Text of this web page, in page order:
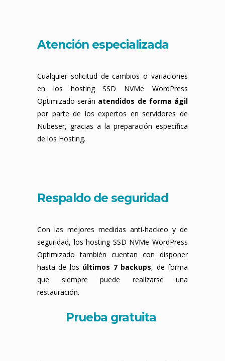
Atención especializada
Cualquier solicitud de cambios o variaciones
en los hosting SSD NVMe WordPress
Optimizado serán atendidos de forma ágil
por parte de los expertos en servidores de
Nubeser, gracias a la preparación específica
de los Hosting.
Respaldo de seguridad
Con las mejores medidas anti-hackeo y de
seguridad, los hosting SSD NVMe WordPress
Optimizado también cuentan con disponer
hasta de los últimos 7 backups, de forma
que siempre puede realizarse una
restauración.
Prueba gratuita